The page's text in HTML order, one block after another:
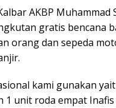
AKBP Muhammad
gratis bencana
orang dan sepeda
kami gunakan
1 unit roda empat